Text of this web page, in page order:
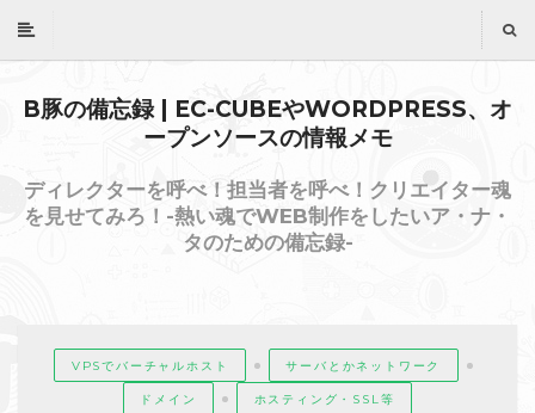
B豚の備忘録 | EC-CUBEやWORDPRESS、オ
ープンソースの情報メモ
ディレクターを呼べ！担当者を呼べ！クリエイター魂
を見せてみろ！-熱い魂でWEB制作をしたいア・ナ・
タのための備忘録-
VPSでバーチャルホスト サーバとかネットワーク
ドメイン ホスティング・SSL等